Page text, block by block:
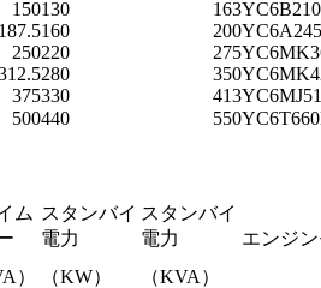
150130 163
187.5160 200
250220 275
280 350
375330 413Y
500440 550
ム スタンバイ
電力
スタンバイ
電力
エンジ
） （KW）
（KVA）